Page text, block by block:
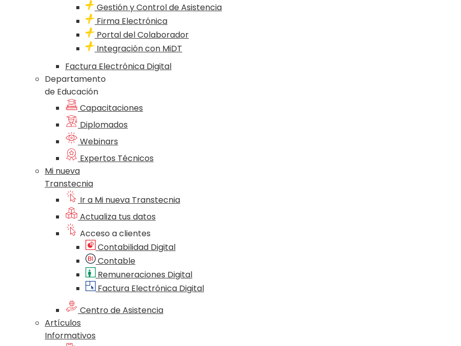
Gestión y Control de Asistencia
Firma Electrónica
Portal del Colaborador
Integración con MiDT
Factura Electrónica Digital
Departamento
de Educación
Capacitaciones
Diplomados
Webinars
Expertos Técnicos
Mi nueva
Transtecnia
Ir a Mi nueva Transtecnia
Actualiza tus datos
Acceso a clientes
Contabilidad Digital
Contable
Remuneraciones Digital
Factura Electrónica Digital
Centro de Asistencia
Artículos
Informativos